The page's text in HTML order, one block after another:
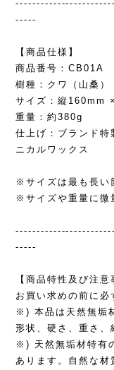
-----
【商品仕様】
商品番号：CB01A
樹種：クワ（山桑）
サイズ：縦160mm
重量：約380g
仕上げ：ブランド特
ニカルワックス
※サイズは最も長い
※サイズや重量に微
-----
【商品特性及び注意
お買い求めの前に必
※) 本品は天然無垢
形状、硬さ、重さ、
※) 天然無垢材特有
あります。自然な材